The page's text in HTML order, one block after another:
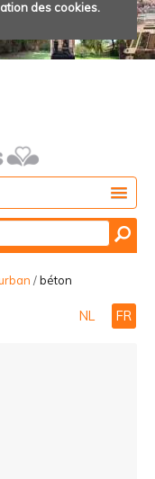
des cookies.
/béton
NL FR